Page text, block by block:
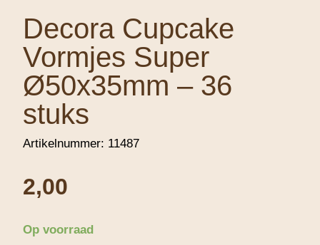
Decora Cupcake
Vormjes Super
Ø50x35mm – 36
stuks
Artikelnummer: 11487
2,00
Op voorraad